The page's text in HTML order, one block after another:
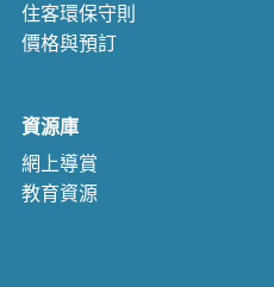
住客環保守則
價格與預訂
資源庫
網上導賞
教育資源